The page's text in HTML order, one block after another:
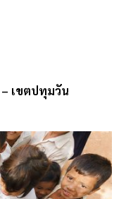
– เขตปทุมวัน